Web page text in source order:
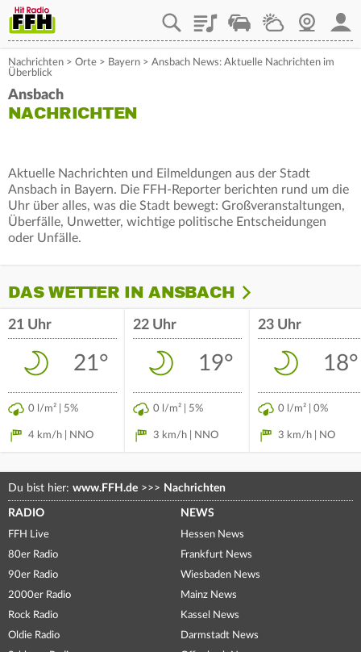
PlaylistStaupilotWetterWebcam
Nachrichten > Orte > Bayern > Ansbach News: Aktuelle Nachrichten im
Überblick
Ansbach
NACHRICHTEN
Aktuelle Nachrichten und Eilmeldungen aus der Stadt
Ansbach in Bayern. Die FFH-Reporter berichten rund um die
Uhr über alles, was die Stadt bewegt: Großveranstaltungen,
Überfälle, Unwetter, wichtige politische Entscheidungen
oder Unfälle.
DAS WETTER IN ANSBACH
21 Uhr
21°
0 l/m² | 5%
4 km/h | NNO
22 Uhr
19°
0 l/m² | 5%
3 km/h | NNO
23 Uhr
18°
0 l/m² | 0%
3 km/h | NO
Du bist hier: www.FFH.de >>> Nachrichten
RADIO
FFH Live
80er Radio
90er Radio
2000er Radio
Rock Radio
Oldie Radio
NEWS
Hessen News
Frankfurt News
Wiesbaden News
Mainz News
Kassel News
Darmstadt News